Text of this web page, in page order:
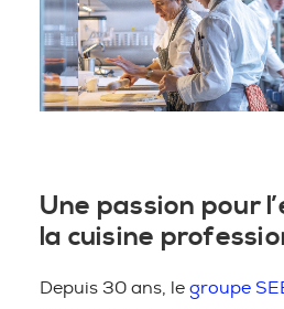
Une passion pour
la cuisine
Depuis 30 ans, le groupe